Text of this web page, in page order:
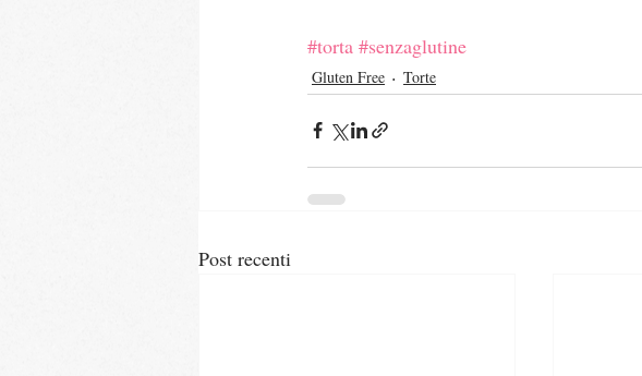
#torta #senzaglutine
Gluten Free Torte
Post recenti